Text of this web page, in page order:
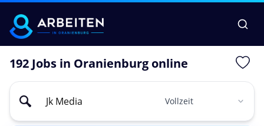
192 Jobs in Oranienburg online